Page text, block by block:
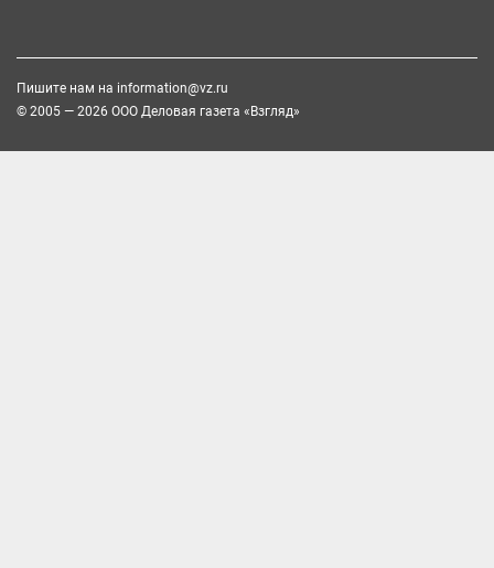
Пишите нам на information@vz.ru
© 2005 — 2026 ООО Деловая газета «Взгляд»